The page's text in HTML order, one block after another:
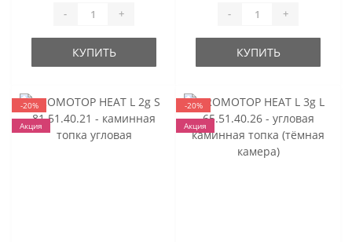
- +
КУПИТЬ
- +
КУПИТЬ
-20%
Акция
-20%
Акция